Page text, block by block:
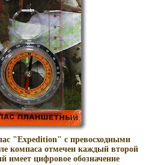
"Expedition" с превосходными
компаса отмечен каждый второй
имеет цифровое обозначение